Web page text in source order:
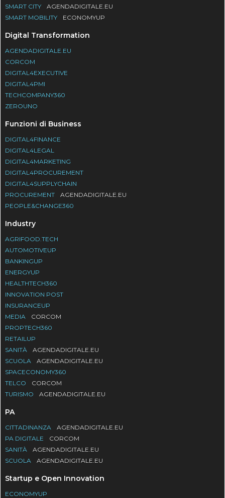
SMART CITY
AGENDADIGITALE.EU
SMART MOBILITY
ECONOMYUP
Digital Transformation
AGENDADIGITALE.EU
CORCOM
DIGITAL4EXECUTIVE
DIGITAL4PMI
TECHCOMPANY360
ZEROUNO
Funzioni di Business
DIGITAL4FINANCE
DIGITAL4LEGAL
DIGITAL4MARKETING
DIGITAL4PROCUREMENT
DIGITAL4SUPPLYCHAIN
PROCUREMENT
AGENDADIGITALE.EU
PEOPLE&CHANGE360
Industry
AGRIFOOD.TECH
AUTOMOTIVEUP
BANKINGUP
ENERGYUP
HEALTHTECH360
INNOVATION POST
INSURANCEUP
MEDIA
CORCOM
PROPTECH360
RETAILUP
SANITÀ
AGENDADIGITALE.EU
SCUOLA
AGENDADIGITALE.EU
SPACECONOMY360
TELCO
CORCOM
TURISMO
AGENDADIGITALE.EU
PA
CITTADINANZA
AGENDADIGITALE.EU
PA DIGITALE
CORCOM
SANITÀ
AGENDADIGITALE.EU
SCUOLA
AGENDADIGITALE.EU
Startup e Open Innovation
ECONOMYUP